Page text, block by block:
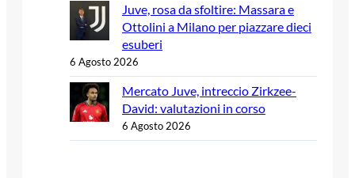
Juve, rosa da sfoltire: Massara e
Ottolini a Milano per piazzare dieci
esuberi
6 Agosto 2026
Mercato Juve, intreccio Zirkzee-
David: valutazioni in corso
6 Agosto 2026